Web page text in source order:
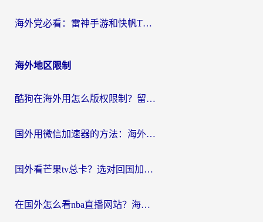
海外党必看：雷神手游和快帆TV版好用吗？3步选对回国加速器不踩坑
海外地区限制
酷狗在海外用怎么版权限制？留学生亲测：3步解决听国内音乐难题
国外用微信加速器的方法：海外党无缝连接国内生活的实用指南
国外看芒果tv总卡？选对回国加速器，轻松追《浪姐》不费劲
在国外怎么看nba直播网站？海外党专属体育观赛指南，告别地区限制！